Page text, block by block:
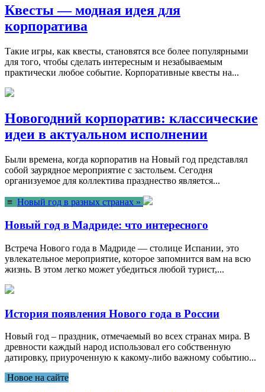
Квесты — модная идея для
корпоратива
Такие игры, как квесты, становятся все более популярными
для того, чтобы сделать интересным и незабываемым
практически любое событие. Корпоративные квесты на...
Новогодний корпоратив: классические
идеи в актуальном исполнении
Были времена, когда корпоратив на Новый год представлял
собой заурядное мероприятие с застольем. Сегодня
организуемое для коллектива празднество является...
≡ Новый год в разных странах »
Новый год в Мадриде: что интересного
Встреча Нового года в Мадриде — столице Испании, это
увлекательное мероприятие, которое запомнится вам на всю
жизнь. В этом легко может убедиться любой турист,...
История появления Нового года в России
Новый год – праздник, отмечаемый во всех странах мира. В
древности каждый народ использовал его собственную
датировку, приуроченную к какому-либо важному событию...
Новое на сайте